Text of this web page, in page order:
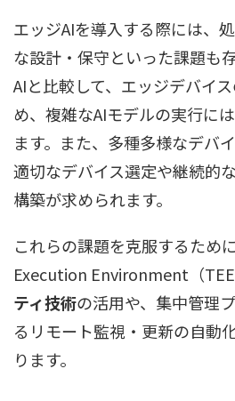
エッジAIを導入する際には、
な設計・保守といった課題も
AIと比較して、エッジデバイ
め、複雑なAIモデルの実行に
ます。また、多種多様なデバ
適切なデバイス選定や継続的
構築が求められます。
これらの課題を克服するため
Execution Environment（
ティ技術の活用や、集中管理
るリモート監視・更新の自動
ります。